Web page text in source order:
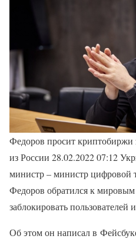
Федоров просит криптобиржи
из России 28.02.2022 07:12
министр – министр
Федоров обратился к
заблокировать пользователей
Об этом он написал в